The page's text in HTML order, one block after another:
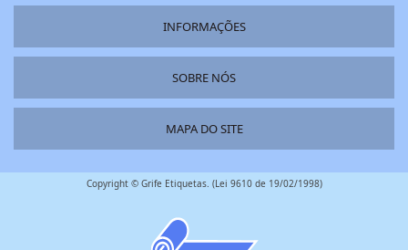
INFORMAÇÕES
SOBRE NÓS
MAPA DO SITE
Copyright © Grife Etiquetas. (Lei 9610 de 19/02/1998)